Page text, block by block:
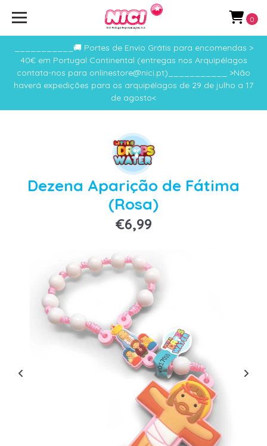
___________🚚 Portes de Envio Grátis para encomendas >
40€ em Portugal Continental (entregas nos Arquipélagos
contata-nos para onlinestore@nici.pt)___________ >Não
haverá expedições para os arquipélagos de 29 de julho a 17
de agosto<
0
Dezena Aparição de Fátima
(Rosa)
€6,99